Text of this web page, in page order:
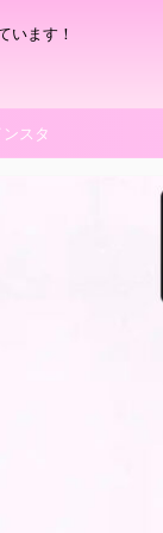
います！
スタ